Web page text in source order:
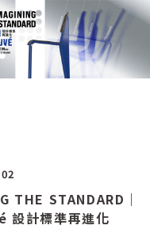
THE STANDARD｜
計標準再進化